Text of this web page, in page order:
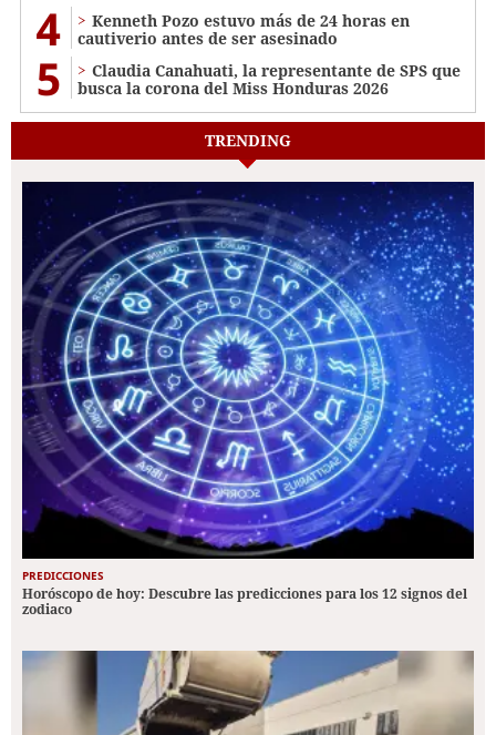
4
Kenneth Pozo estuvo más de 24 horas en
cautiverio antes de ser asesinado
5
Claudia Canahuati, la representante de SPS que
busca la corona del Miss Honduras 2026
TRENDING
PREDICCIONES
Horóscopo de hoy: Descubre las predicciones para los 12 signos del
zodiaco